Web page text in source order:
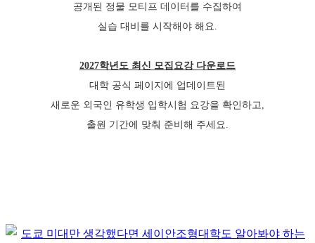
공개된 정물 모티프 데이터를 수집하여
실습 대비를 시작해야 해요.
2027학년도 최신 모집요강 다운로드
대학 공식 페이지에 업데이트된
새로운 외국인 유학생 입학시험 요강을 확인하고,
출원 기간에 맞춰 준비해 주세요.